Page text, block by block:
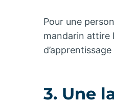
Pour une
mandarin attire
3. Une